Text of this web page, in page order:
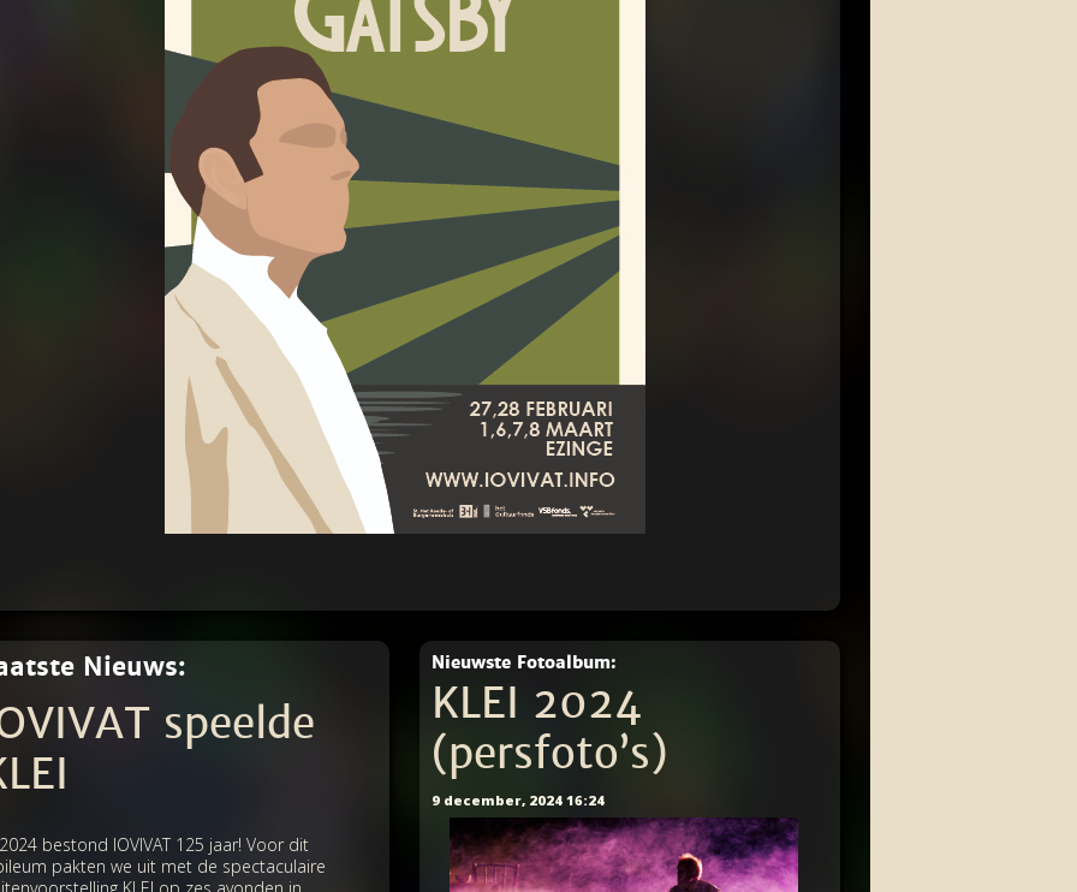
Nieuws:
speelde
bestond IOVIVAT 125 jaar! Voor dit
pakten we uit met de spectaculaire
KLEI op zes avonden in
Nieuwste Fotoalbum:
KLEI 2024
(persfoto’s)
9 december, 2024 16:24